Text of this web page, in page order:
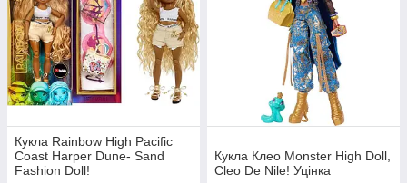
Кукла Rainbow High Pacific
Coast Harper Dune- Sand
Fashion Doll!
Кукла Клео Monster High Doll,
Cleo De Nile! Уцінка